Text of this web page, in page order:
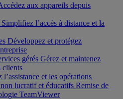
aux appareils depuis
Simplifiez l’accès à distance et la
Développez et protégez
gérés Gérez et maintenez
clients
l’assistance et les opérations
lucratif et éducatifs Remise de
TeamViewer